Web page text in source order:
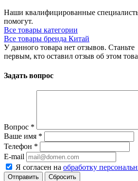
Наши квалифицированные
помогут.
Все товары категории
Все товары бренда Китай
У данного товара нет отзывов. Станьте
первым, кто оставил отзыв об этом
Задать вопрос
Вопрос *
Ваше имя *
Телефон *
E-mail
Я согласен на обработку
Сбросить